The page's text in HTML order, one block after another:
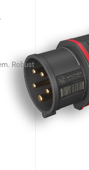
Robust